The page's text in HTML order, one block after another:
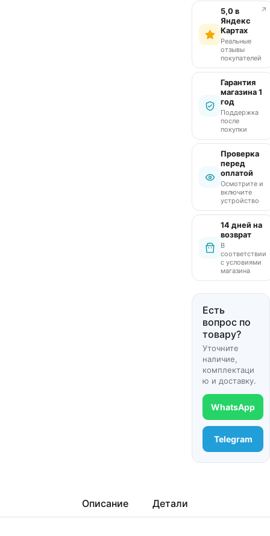
5,0 в
Яндекс
Картах
Реальные
отзывы
покупателей
↗
Гарантия
магазина 1
год
Поддержка
после
покупки
Проверка
перед
оплатой
Осмотрите и
включите
устройство
14 дней на
возврат
В
соответствии
с условиями
магазина
Есть
вопрос по
товару?
Уточните
наличие,
комплектаци
ю и доставку.
WhatsApp
Telegram
Описание Детали